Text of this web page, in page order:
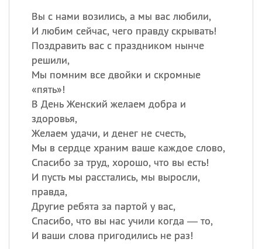
Вы с нами возились, а мы вас любили,
И любим сейчас, чего правду скрывать!
Поздравить вас с праздником нынче
решили,
Мы помним все двойки и скромные
«пять»!
В День Женский желаем добра и
здоровья,
Желаем удачи, и денег не счесть,
Мы в сердце храним ваше каждое слово,
Спасибо за труд, хорошо, что вы есть!
И пусть мы расстались, мы выросли,
правда,
Другие ребята за партой у вас,
Спасибо, что вы нас учили когда — то,
И ваши слова пригодились не раз!